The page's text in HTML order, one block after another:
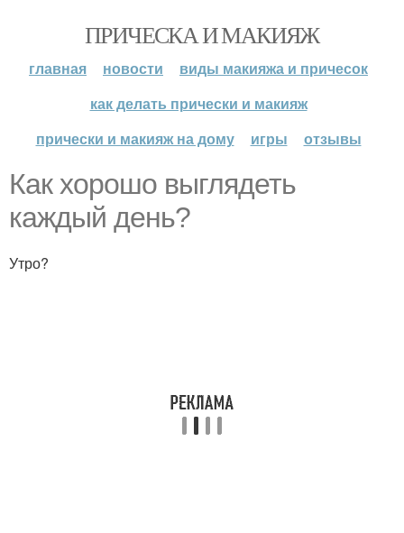
ПРИЧЕСКА И МАКИЯЖ
главная новости
виды макияжа и причесок
как делать прически и макияж
прически и макияж на дому
игры отзывы
Как хорошо выглядеть
каждый день?
Утро?